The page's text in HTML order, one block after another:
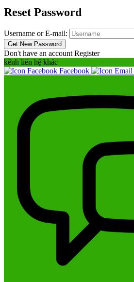
Reset Password
Username or E-mail:
Don't have an account Register
kênh liên hệ khác
Facebook